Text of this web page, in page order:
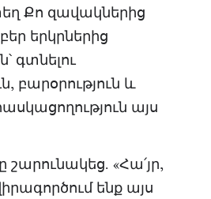
Քո զավակներից
երկրներից
գտնելու
բարօրություն և
այս
շարունակեց. «Հա՛յր,
ենք այս